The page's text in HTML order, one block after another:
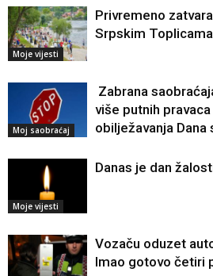
Moje vijesti
Privremeno
Srpskim Toplicama
Moj saobraćaj
Zabrana
više putnih
obilježavanja Dana
Moje vijesti
Danas je dan
Vozaču oduzet
Imao gotovo četiri